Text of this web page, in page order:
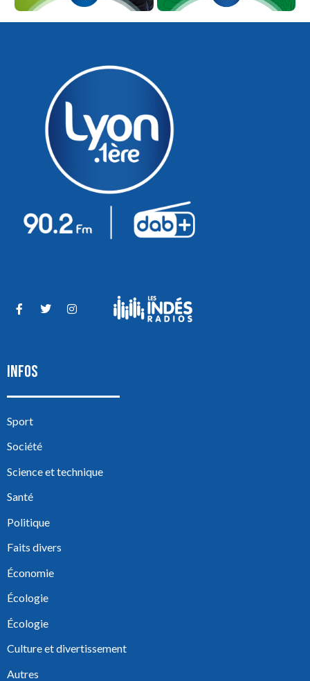
INFOS
Sport
Société
Science et technique
Santé
Politique
Faits divers
Économie
Écologie
Écologie
Culture et divertissement
Autres